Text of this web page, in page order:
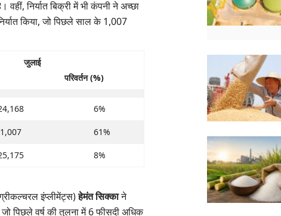
निर्यात बिक्री में भी कंपनी ने अच्छा
किया, जो पिछले साल के 1,007
परिवर्तन (%)
6%
1,007 61%
8%
इंप्लीमेंट्स)हेमंत सिक्काने
पिछले वर्ष की तुलना में 6 फीसदी अधिक